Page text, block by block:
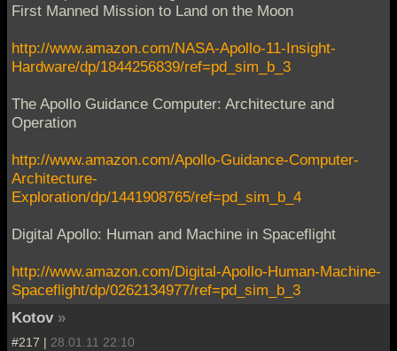
First Manned Mission to Land on the Moon
http://www.amazon.com/NASA-Apollo-11-Insight-
Hardware/dp/1844256839/ref=pd_sim_b_3
The Apollo Guidance Computer: Architecture and
Operation
http://www.amazon.com/Apollo-Guidance-Computer-
Architecture-
Exploration/dp/1441908765/ref=pd_sim_b_4
Digital Apollo: Human and Machine in Spaceflight
http://www.amazon.com/Digital-Apollo-Human-Machine-
Spaceflight/dp/0262134977/ref=pd_sim_b_3
Kotov »
#217 | 28.01.11 22:10